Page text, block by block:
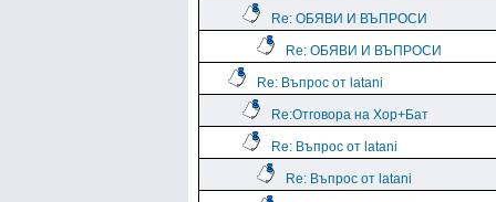
Re: ОБЯВИ И ВЪПРОСИ
Re: ОБЯВИ И ВЪПРОСИ
Re: Въпрос от latani
Re:Отговора на Хор+Бат
Re: Въпрос от latani
Re: Въпрос от latani